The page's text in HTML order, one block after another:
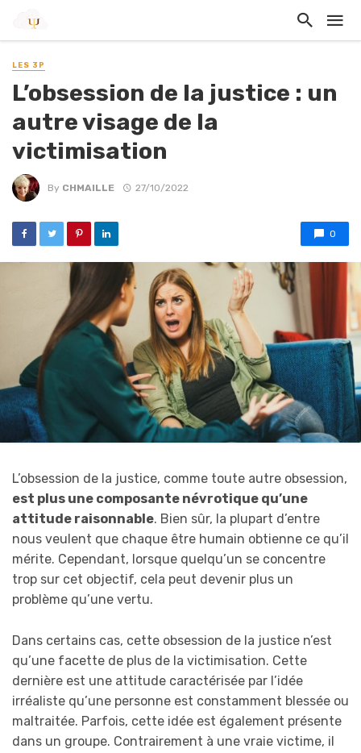
LES 3P
L’obsession de la justice : un
autre visage de la
victimisation
By CHMAILLE 27/10/2022
0
L’obsession de la justice, comme toute autre obsession,
est plus une composante névrotique qu’une
attitude raisonnable. Bien sûr, la plupart d’entre
nous veulent que chaque être humain obtienne ce qu’il
mérite. Cependant, lorsque quelqu’un se concentre
trop sur cet objectif, cela peut devenir plus un
problème qu’une vertu.
Dans certains cas, cette obsession de la justice n’est
qu’une facette de plus de la victimisation. Cette
dernière est une attitude caractérisée par l’idée
irréaliste qu’une personne est constamment blessée ou
maltraitée. Parfois, cette idée est également présente
dans un groupe. Contrairement à une vraie victime, il